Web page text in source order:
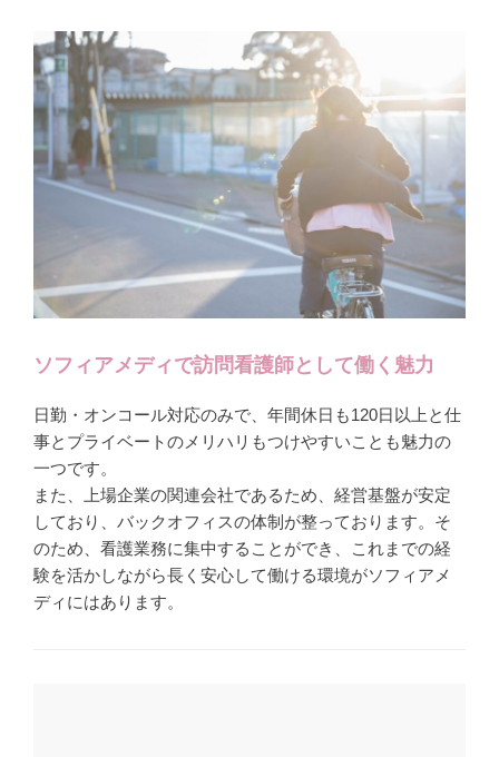
ソフィアメディで訪問看護師として働く魅力
日勤・オンコール対応のみで、年間休日も120日以上と仕
事とプライベートのメリハリもつけやすいことも魅力の
一つです。
また、上場企業の関連会社であるため、経営基盤が安定
しており、バックオフィスの体制が整っております。そ
のため、看護業務に集中することができ、これまでの経
験を活かしながら長く安心して働ける環境がソフィアメ
ディにはあります。